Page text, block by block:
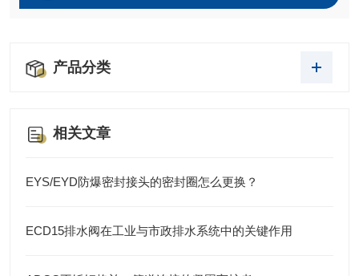
产品分类
相关文章
EYS/EYD防爆密封接头的密封圈怎么更换？
ECD15排水阀在工业与市政排水系统中的关键作用